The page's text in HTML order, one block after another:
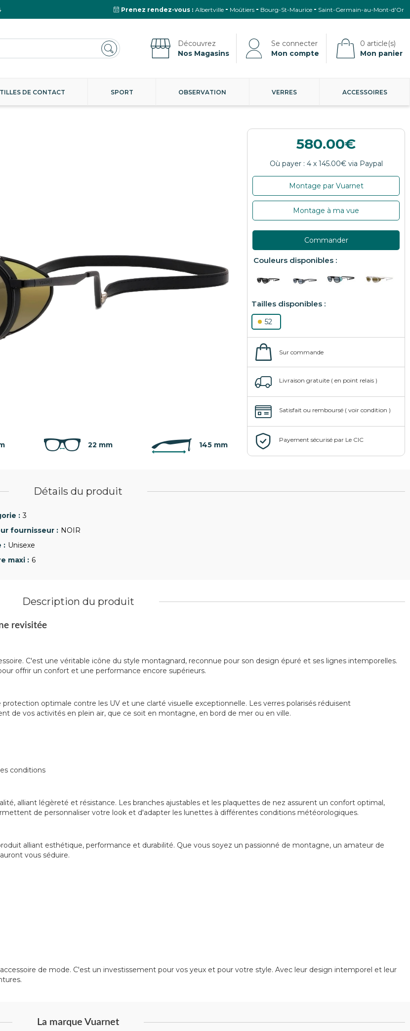
Prenez rendez-vous : Albertville Moûtiers Bourg-St-Maurice Saint-Germain-au-Mont-d'Or
Nos Magasins Mon compte Mon panier
DE CONTACT SPORT OBSERVATION VERRES ACCESSOIRES
22 mm 145 mm
580.00
Montage par Vuarnet
Montage à ma vue
Commander
52
Détails du produit
3
NOIR
Unisexe
6
Description du produit
revisitée
C'est une véritable icône du style montagnard, reconnue pour son design épuré et ses lignes intemporelles.
offrir un confort et une performance encore supérieurs.
optimale contre les UV et une clarté visuelle exceptionnelle. Les verres polarisés réduisent
de vos activités en plein air, que ce soit en montagne, en bord de mer ou en ville.
conditions
alliant légèreté et résistance. Les branches ajustables et les plaquettes de nez assurent un confort optimal,
de personnaliser votre look et d'adapter les lunettes à différentes conditions météorologiques.
alliant esthétique, performance et durabilité. Que vous soyez un passionné de montagne, un amateur de
vous séduire.
de mode. C'est un investissement pour vos yeux et pour votre style. Avec leur design intemporel et leur
La marque Vuarnet